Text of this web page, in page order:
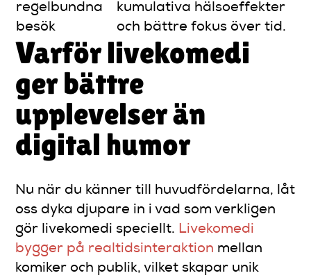
regelbundna
besök
kumulativa hälsoeffekter
och bättre fokus över tid.
Varför livekomedi
ger bättre
upplevelser än
digital humor
Nu när du känner till huvudfördelarna, låt
oss dyka djupare in i vad som verkligen
gör livekomedi speciellt. Livekomedi
bygger på realtidsinteraktion mellan
komiker och publik, vilket skapar unik